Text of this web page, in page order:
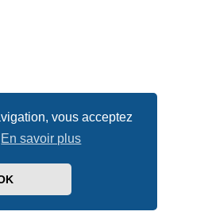
vous acceptez
En savoir plus